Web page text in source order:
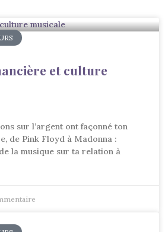
et culture
sur l’argent ont façonné ton
de Pink Floyd à Madonna :
la musique sur ta relation à